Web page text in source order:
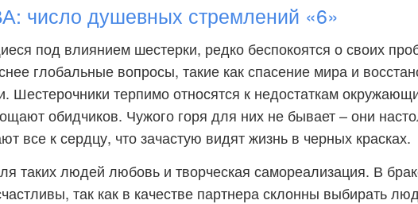
число душевных стремлений «6»
под влиянием шестерки, редко беспокоятся о своих
глобальные вопросы, такие как спасение мира и
Шестерочники терпимо относятся к недостаткам
обидчиков. Чужого горя для них не бывает – они
все к сердцу, что зачастую видят жизнь в черных красках.
таких людей любовь и творческая самореализация. В
так как в качестве партнера склонны выбирать